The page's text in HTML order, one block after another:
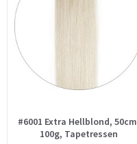
#6001 Extra Hellblond,
100g, Tapetressen